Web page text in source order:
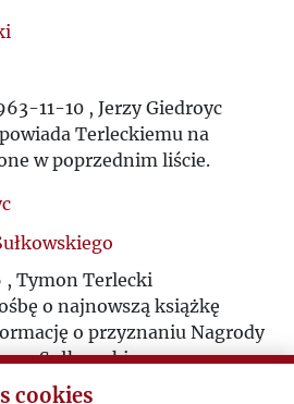
V
W
Z
Ż
11-10 , Jerzy Giedroyc
Terleckiemu na
w poprzednim liście.
, Tymon Terlecki
o najnowszą książkę
o przyznaniu Nagrody
Sułkowskiego -
ukazał się w Kulturze
cookies